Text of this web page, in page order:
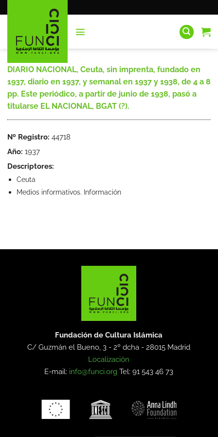
al
DIARIO NACIONAL, Ceuta, sin imprenta, fundado en
1937, diario en 1937, y semanal en 1937 y 1938, de 4 a 8
pp. Este periódico, a partir de junio de 1938, pasó a
titularse EL NACIONAL, BGAT (?).
Nº Registro: 44718
Año: 1937
Descriptores:
Ceuta
Medios informativos. Información
Fundación de Cultura Islámica
C/ Guzmán el Bueno, 3 - 2º dcha -28015 Madrid
Localización
E-mail: info@funci.org Tel: 91 543 46 73